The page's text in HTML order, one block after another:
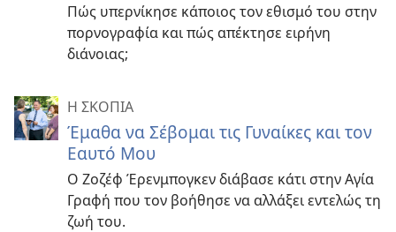
Πώς υπερνίκησε κάποιος τον εθισμό του στην
πορνογραφία και πώς απέκτησε ειρήνη
διάνοιας;
Η ΣΚΟΠΙΑ
Έμαθα να Σέβομαι τις Γυναίκες και τον
Εαυτό Μου
Ο Ζοζέφ Έρενμπογκεν διάβασε κάτι στην Αγία
Γραφή που τον βοήθησε να αλλάξει εντελώς τη
ζωή του.